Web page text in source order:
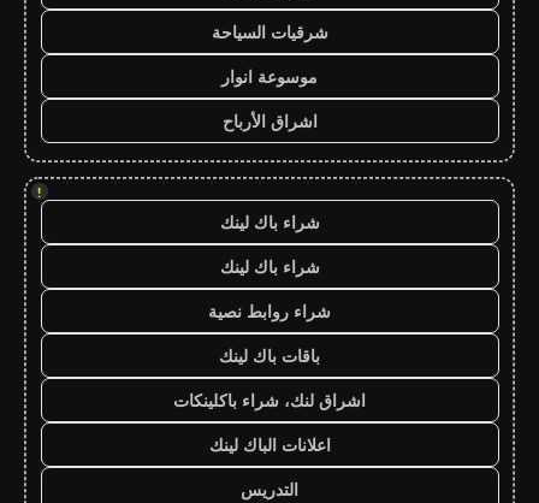
شرقيات السياحة
موسوعة انوار
اشراق الأرباح
!
شراء باك لينك
شراء باك لينك
شراء روابط نصية
باقات باك لينك
اشراق لنك، شراء باكلينكات
اعلانات الباك لينك
التدريس